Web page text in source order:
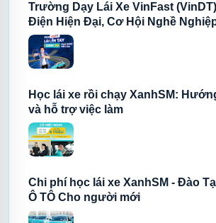
Trường Dạy Lái Xe VinFast
Điện Hiện Đại, Cơ Hội Nghề
Học lái xe rồi chạy XanhSM:
và hỗ trợ việc làm
Chi phí học lái xe XanhSM - Đào
Ô TÔ Cho người mới